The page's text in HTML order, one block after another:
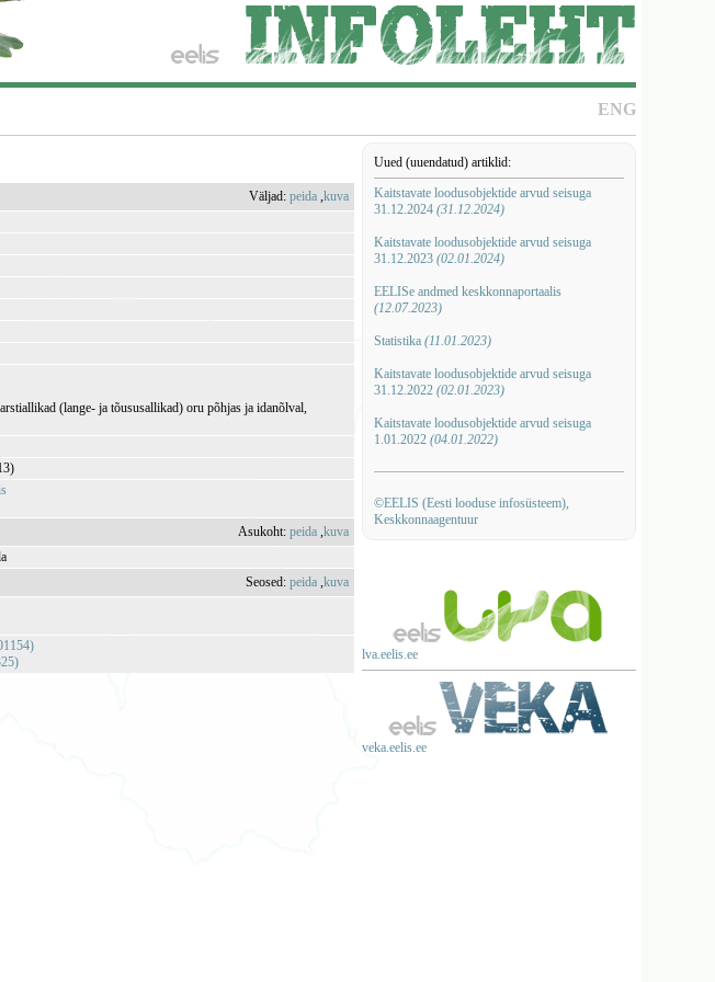
ENG
Uued (uuendatud) artiklid:
Kaitstavate loodusobjektide arvud seisuga
31.12.2024 (31.12.2024)
Kaitstavate loodusobjektide arvud seisuga
31.12.2023 (02.01.2024)
EELISe andmed keskkonnaportaalis
(12.07.2023)
Statistika (11.01.2023)
Kaitstavate loodusobjektide arvud seisuga
31.12.2022 (02.01.2023)
Kaitstavate loodusobjektide arvud seisuga
1.01.2022 (04.01.2022)
©EELIS (Eesti looduse infosüsteem),
Keskkonnaagentuur
lva.eelis.ee
veka.eelis.ee
Väljad:peida ,kuva
(lange- ja tõususallikad) oru põhjas ja idanõlval,
Asukoht:peida ,kuva
Seosed:peida ,kuva